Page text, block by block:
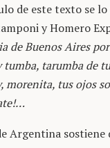
de este texto se
y Homero
de Buenos Aires
tumba, tarumba de
morenita, tus ojos
Argentina sostiene